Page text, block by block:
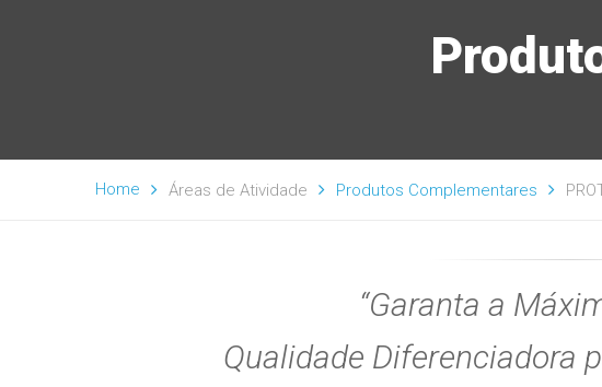
Home Áreas de Atividade Produtos Complementares
Garanta a
Qualidade Diferenciadora